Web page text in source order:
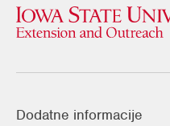
Dodatne informacije